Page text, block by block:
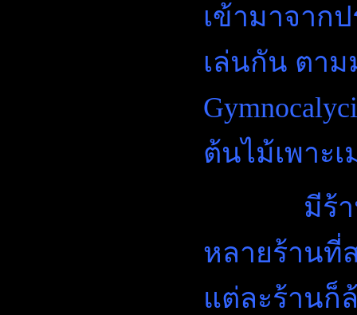
เข้ามาจาก
เล่นกัน ตา
ต้นไม้เพาะ
มีร้านขา
หลายร้านที่
แต่ละร้านก็